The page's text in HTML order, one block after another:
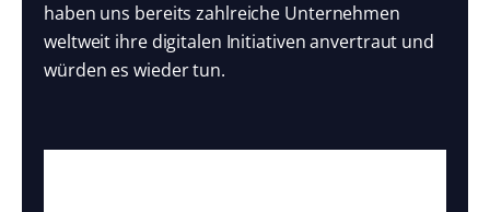
haben uns bereits zahlreiche Unternehmen
weltweit ihre digitalen Initiativen anvertraut und
würden es wieder tun.